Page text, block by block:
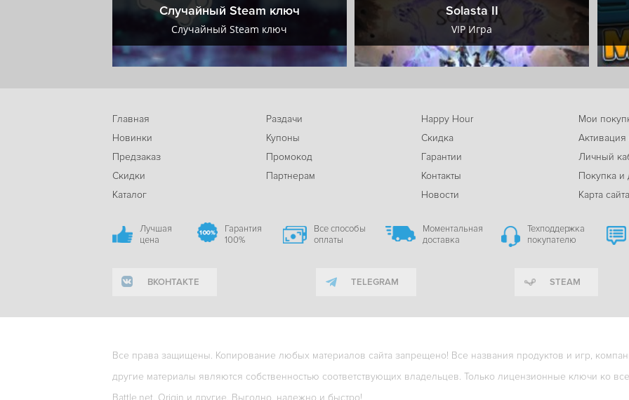
Случайный Steam ключ
Случайный Steam ключ
Solasta II
VIP Игра
Главная
Новинки
Предзаказ
Скидки
Каталог
Раздачи
Купоны
Промокод
Партнерам
Happy Hour
Скидка
Гарантии
Контакты
Новости
Мои
Активация
Личный
Покупка и
Карта сайта
Лучшая
цена
Гарантия
100%
Все способы
оплаты
Моментальная
доставка
Техподдержка
покупателю
ВКОНТАКТЕ TELEGRAM STEAM
Все права защищены. Копирование любых материалов сайта запрещено! Все названия продуктов и игр,
другие материалы являются собственностью соответствующих владельцев. Только лицензионные ключи ко
Battle.net, Origin и другие. Выгодно, надежно и быстро!